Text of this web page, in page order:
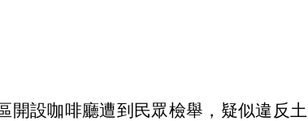
開設咖啡廳遭到民眾檢舉，疑似違反土